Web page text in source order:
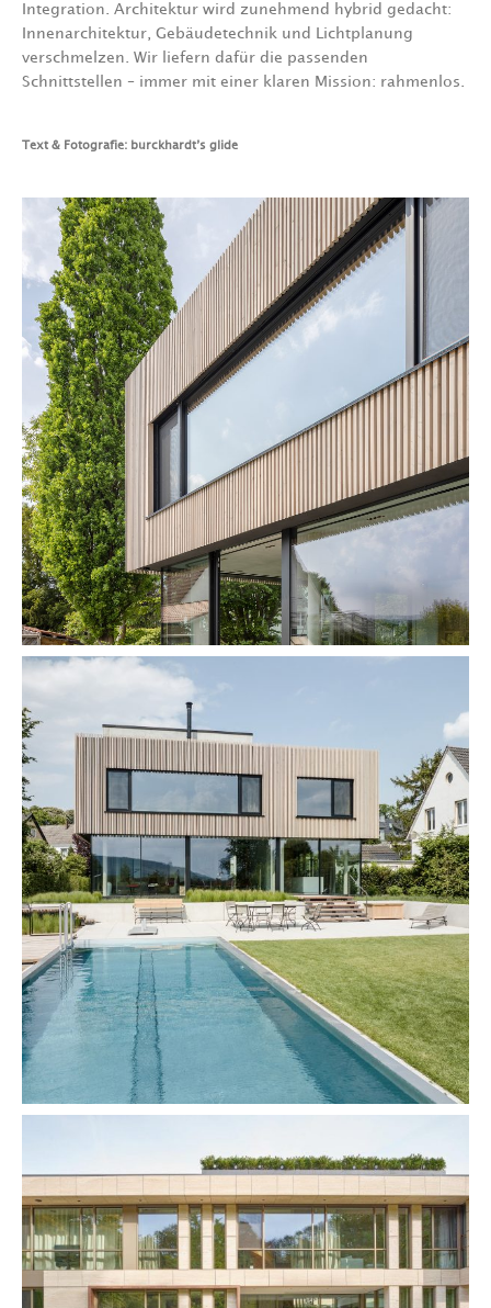
Integration. Architektur wird zunehmend hybrid gedacht:
Innenarchitektur, Gebäudetechnik und Lichtplanung
verschmelzen. Wir liefern dafür die passenden
Schnittstellen – immer mit einer klaren Mission: rahmenlos.
Text & Fotografie: burckhardt’s glide